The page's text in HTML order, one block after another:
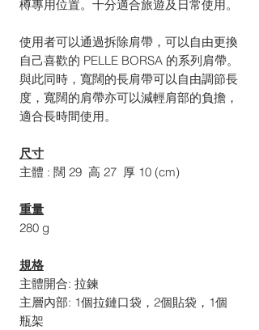
樽專用位置。十分適合旅遊及日常使用。
使用者可以通過拆除肩帶，可以自由更換
自己喜歡的 PELLE BORSA 的系列肩帶。
與此同時，寬闊的長肩帶可以自由調節長
度，寬闊的肩帶亦可以減輕肩部的負擔，
適合長時間使用。
尺寸
主體 : 闊 29 高 27 厚 10 (cm)
重量
280 g
規格
主體開合: 拉鍊
主層內部: 1個拉鏈口袋，2個貼袋，1個
瓶架